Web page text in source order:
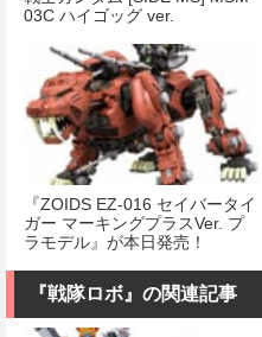
03C ハイゴッグ ver.
『ZOIDS EZ-016 セイバータイ
ガー マーキングプラスVer. プ
ラモデル』が本日発売！
『戦隊ロボ』の関連記事